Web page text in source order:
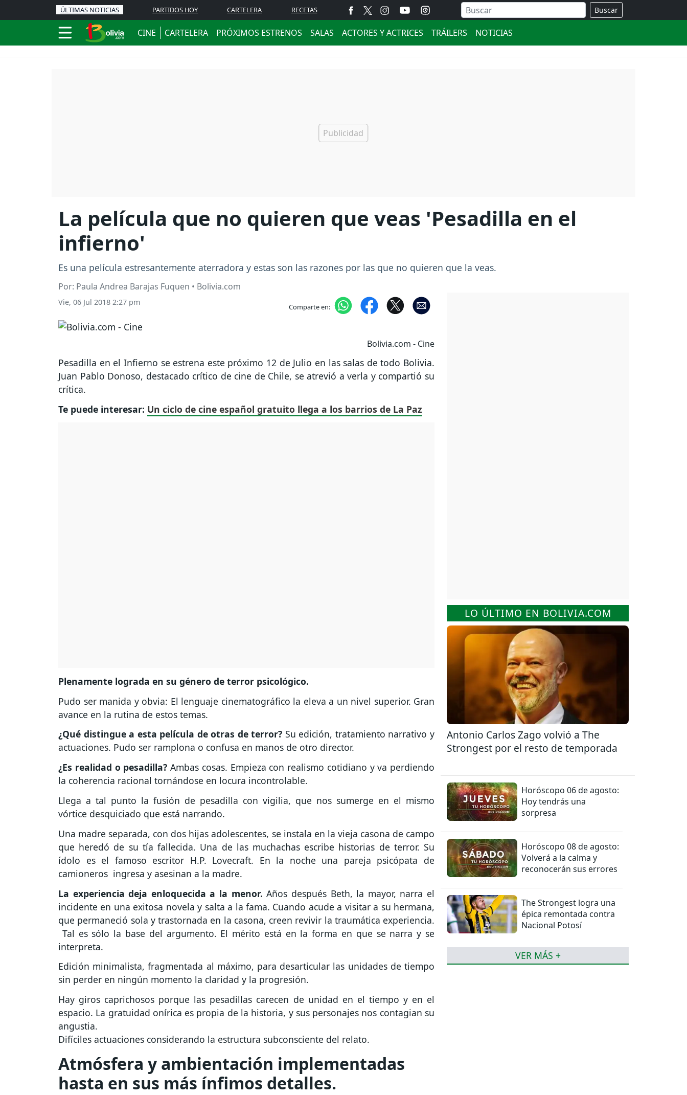
ÚLTIMAS NOTICIAS PARTIDOS HOY CARTELERA RECETAS Buscar
CINE CARTELERA PRÓXIMOS ESTRENOS SALAS ACTORES Y ACTRICES TRÁILERS NOTICIAS
La película que no quieren que veas 'Pesadilla en el
infierno'
Es una película estresantemente aterradora y estas son las razones por las que no quieren que la veas.
Por: Paula Andrea Barajas Fuquen • Bolivia.com
Vie, 06 Jul 2018 2:27 pm Comparte en:
Bolivia.com - Cine
Pesadilla en el Infierno se estrena este próximo 12 de Julio en las salas de todo Bolivia.
Juan Pablo Donoso, destacado crítico de cine de Chile, se atrevió a verla y compartió su
crítica.
Te puede interesar: Un ciclo de cine español gratuito llega a los barrios de La Paz
Plenamente lograda en su género de terror psicológico.
Pudo ser manida y obvia: El lenguaje cinematográfico la eleva a un nivel superior. Gran
avance en la rutina de estos temas.
¿Qué distingue a esta película de otras de terror? Su edición, tratamiento narrativo y
actuaciones. Pudo ser ramplona o confusa en manos de otro director.
¿Es realidad o pesadilla? Ambas cosas. Empieza con realismo cotidiano y va perdiendo
la coherencia racional tornándose en locura incontrolable.
Llega a tal punto la fusión de pesadilla con vigilia, que nos sumerge en el mismo
vórtice desquiciado que está narrando.
Una madre separada, con dos hijas adolescentes, se instala en la vieja casona de campo
que heredó de su tía fallecida. Una de las muchachas escribe historias de terror. Su
ídolo es el famoso escritor H.P. Lovecraft. En la noche una pareja psicópata de
camioneros ingresa y asesinan a la madre.
La experiencia deja enloquecida a la menor. Años después Beth, la mayor, narra el
incidente en una exitosa novela y salta a la fama. Cuando acude a visitar a su hermana,
que permaneció sola y trastornada en la casona, creen revivir la traumática experiencia.
Tal es sólo la base del argumento. El mérito está en la forma en que se narra y se
interpreta.
Edición minimalista, fragmentada al máximo, para desarticular las unidades de tiempo
sin perder en ningún momento la claridad y la progresión.
Hay giros caprichosos porque las pesadillas carecen de unidad en el tiempo y en el
espacio. La gratuidad onírica es propia de la historia, y sus personajes nos contagian su
angustia.
Difíciles actuaciones considerando la estructura subconsciente del relato.
Atmósfera y ambientación implementadas
hasta en sus más ínfimos detalles.
LO ÚLTIMO EN BOLIVIA.COM
Antonio Carlos Zago volvió a The
Strongest por el resto de temporada
Horóscopo 06 de agosto:
Hoy tendrás una
sorpresa
Horóscopo 08 de agosto:
Volverá a la calma y
reconocerán sus errores
The Strongest logra una
épica remontada contra
Nacional Potosí
VER MÁS +